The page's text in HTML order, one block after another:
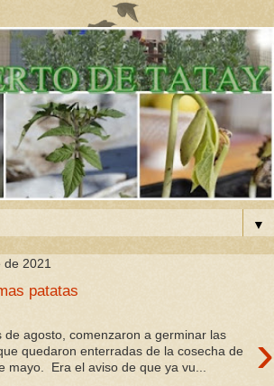
▼
2021
patatas
›
de agosto, comenzaron a germinar las
quedaron enterradas de la cosecha de
mayo. Era el aviso de que ya vu...